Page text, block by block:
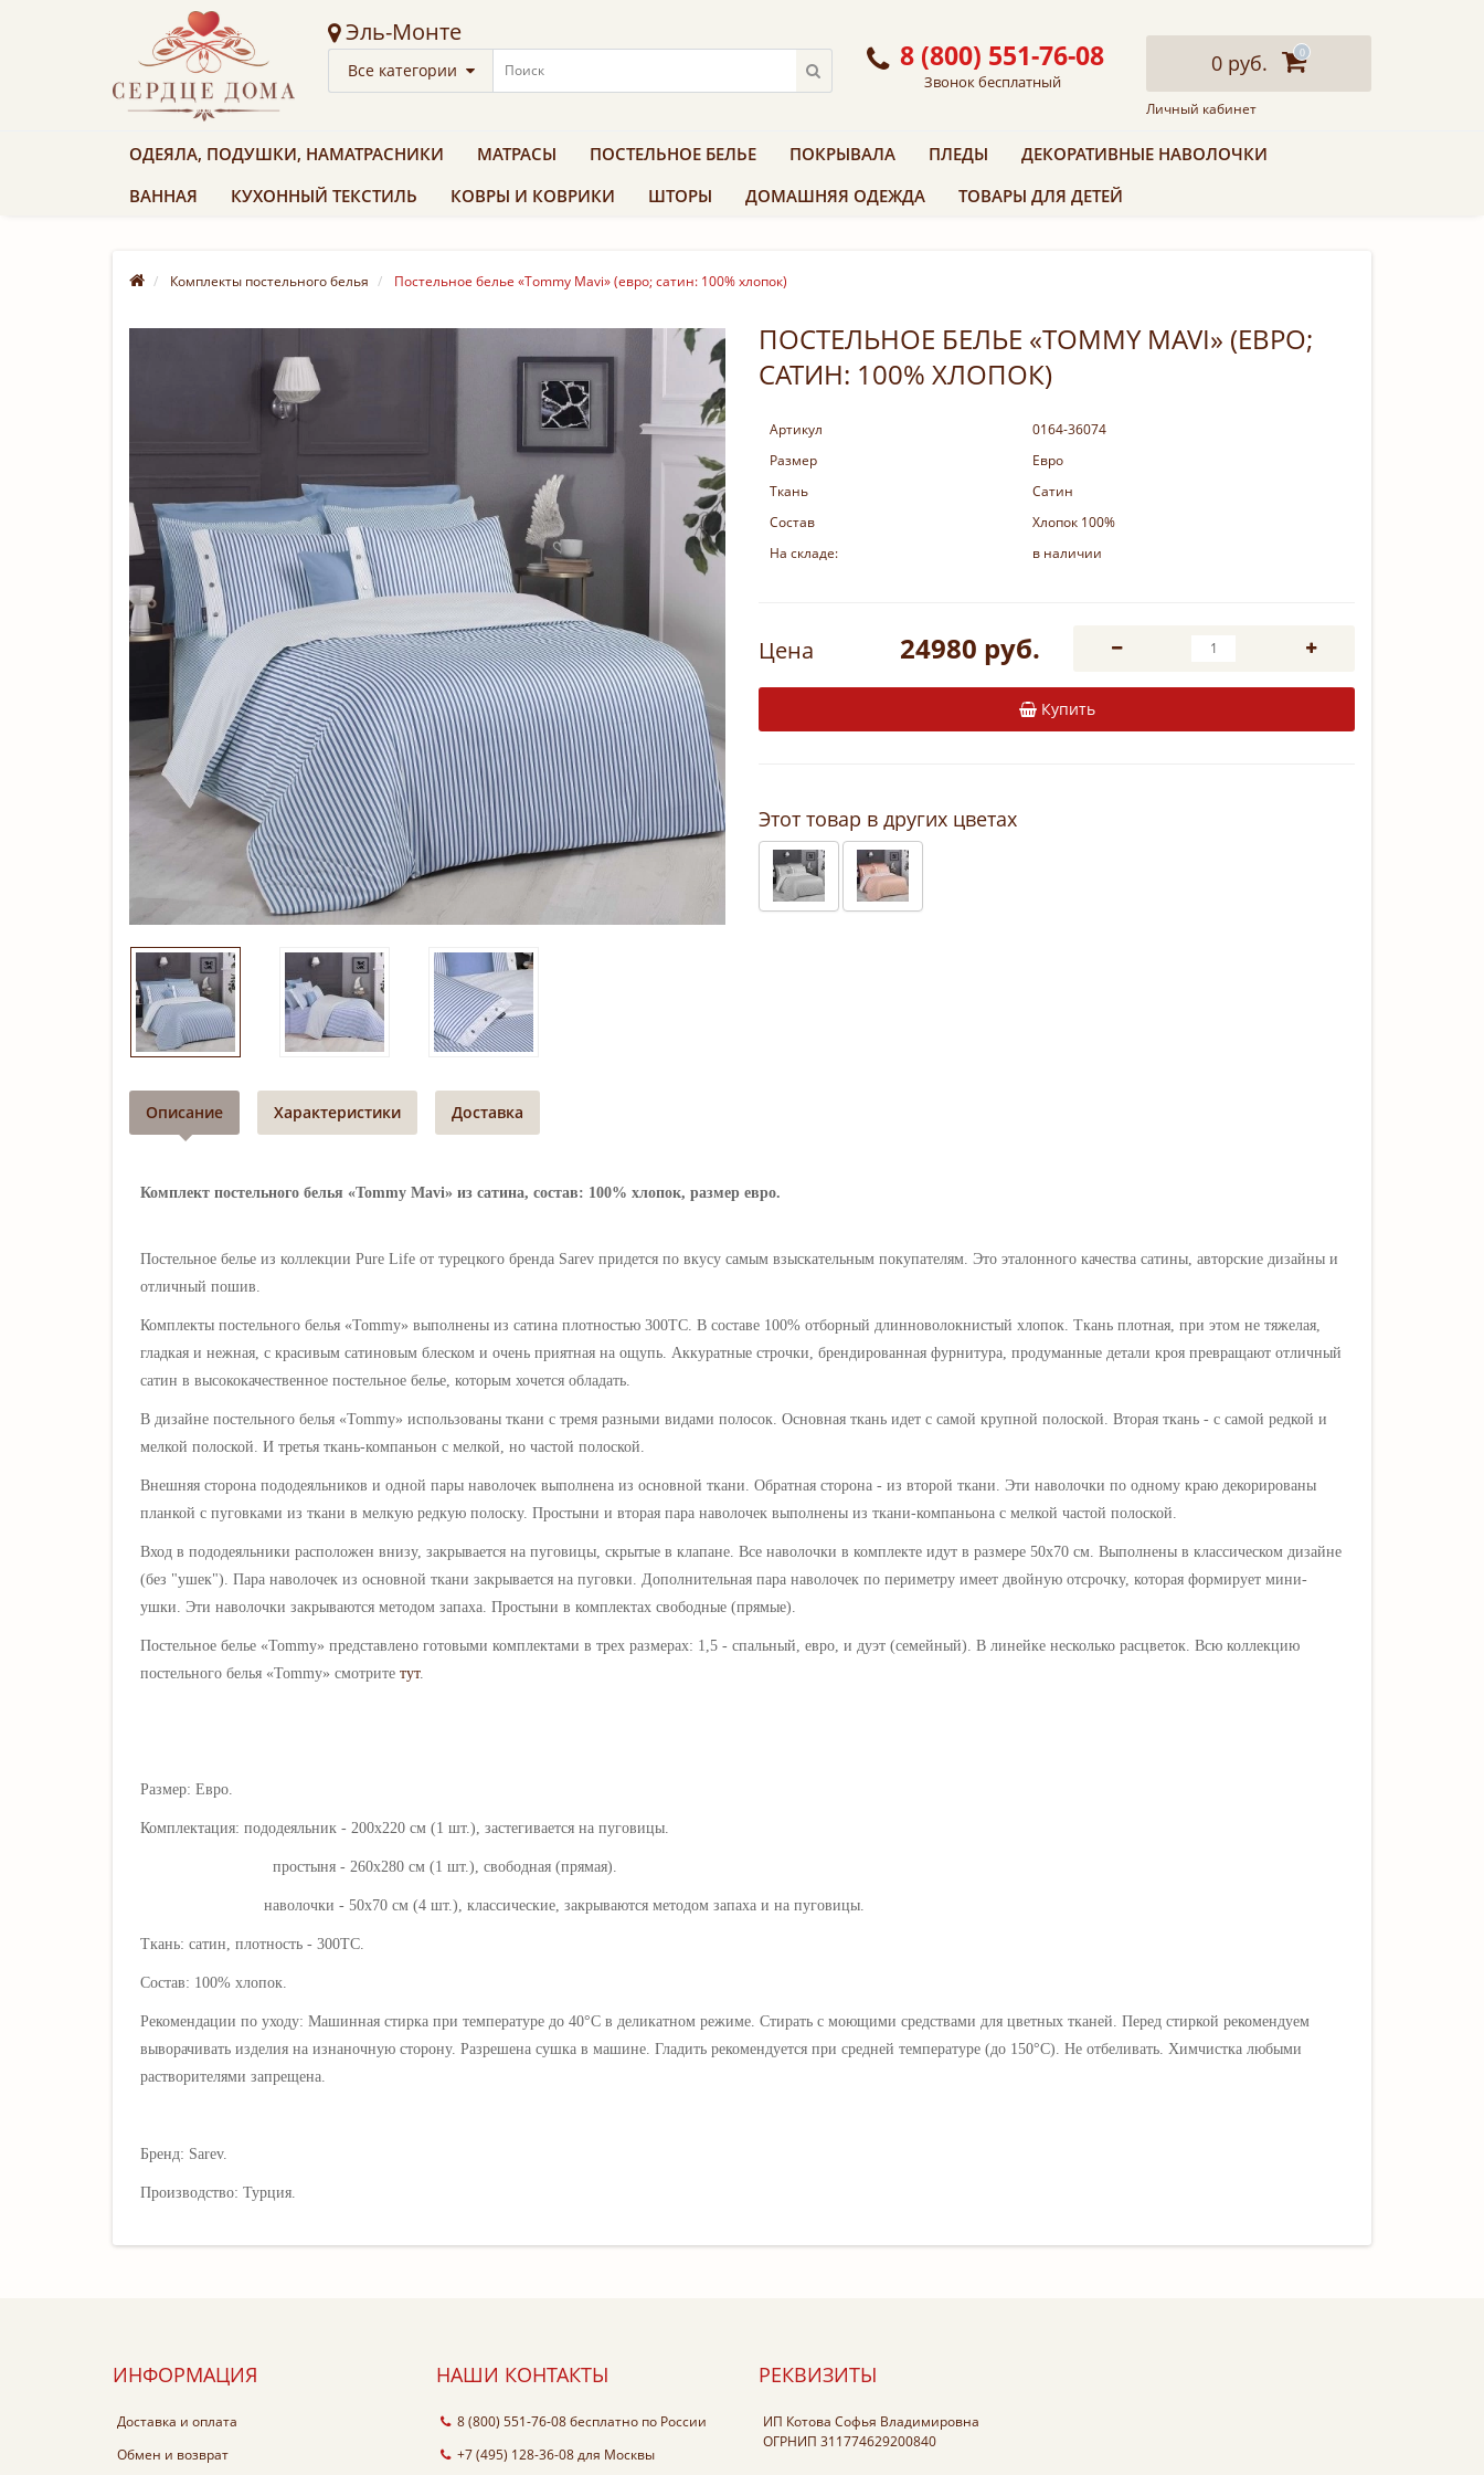
Эль-Монте
Все категории 8 (800) 551-76-08
Звонок бесплатный
0 руб. 0
Личный кабинет
ОДЕЯЛА, ПОДУШКИ, НАМАТРАСНИКИ МАТРАСЫ ПОСТЕЛЬНОЕ БЕЛЬЕ ПОКРЫВАЛА ПЛЕДЫ
ДЕКОРАТИВНЫЕ НАВОЛОЧКИ
ВАННАЯ
КУХОННЫЙ ТЕКСТИЛЬ КОВРЫ И КОВРИКИ ШТОРЫ ДОМАШНЯЯ ОДЕЖДА ТОВАРЫ ДЛЯ ДЕТЕЙ
Комплекты постельного белья Постельное белье «Tommy Mavi» (евро; сатин: 100% хлопок)
ПОСТЕЛЬНОЕ БЕЛЬЕ «TOMMY MAVI» (ЕВРО;
САТИН: 100% ХЛОПОК)
Артикул
0164-36074
Размер
Евро
Ткань
Сатин
Состав
Хлопок 100%
На складе:
в наличии
Цена 24980 руб.
Купить
Этот товар в других цветах
Описание Характеристики Доставка
Комплект постельного белья «Tommy Mavi» из сатина, состав: 100% хлопок, размер евро.
Постельное белье из коллекции Pure Life от турецкого бренда Sarev придется по вкусу самым взыскательным покупателям. Это эталонного качества сатины, авторские дизайны и
отличный пошив.
Комплекты постельного белья «Tommy» выполнены из сатина плотностью 300ТС. В составе 100% отборный длинноволокнистый хлопок. Ткань плотная, при этом не тяжелая,
гладкая и нежная, с красивым сатиновым блеском и очень приятная на ощупь . Аккуратные строчки, брендированная фурнитура, продуманные детали кроя превращают отличный
сатин в высококачественное постельное белье, которым хочется обладать.
В дизайне постельного белья «Tommy» использованы ткани с тремя разными видами полосок. Основная ткань идет с самой крупной полоской. Вторая ткань - с самой редкой и
мелкой полоской. И третья ткань-компаньон с мелкой, но частой полоской.
Внешняя сторона пододеяльников и одной пары наволочек выполнена из основной ткани. Обратная сторона - из второй ткани. Эти наволочки по одному краю декорированы
планкой с пуговками из ткани в мелкую редкую полоску. Простыни и вторая пара наволочек выполнены из ткани-компаньона с мелкой частой полоской
Вход в пододеяльники расположен внизу, закрывается на пуговицы, скрытые в клапане. Все наволочки в комплекте идут в размере 50х70 см. Выполнены в классическом дизайне
(без "ушек"). Пара наволочек из основной ткани закрывается на пуговки. Дополнительная пара наволочек по периметру имеет двойную отсрочку, которая формирует мини-
ушки. Эти наволочки закрываются методом запаха. Простыни в комплектах свободные (прямые).
Постельное белье «Tommy» представлено готовыми комплектами в трех размерах: 1,5 - спальный, евро, и дуэт (семейный). В линейке несколько расцветок. Всю коллекцию
постельного белья «Tommy» смотрите тут.
Размер: Евро.
Комплектация: пододеяльник - 200х220 см (1 шт.), застегивается на пуговицы.
простыня - 260х280 см (1 шт.), свободная (прямая).
наволочки - 50х70 см (4 шт.), классические, закрываются методом запаха и на пуговицы
Ткань: сатин, плотность - 300ТС
Состав: 100% хлопок.
Рекомендации по уходу: Машинная стирка при температуре до 40°C в деликатном режиме. Стирать с моющими средствами для цветных тканей. Перед стиркой рекомендуем
выворачивать изделия на изнаночную сторону. Разрешена сушка в машине. Гладить рекомендуется при средней температуре (до 150°C) Не отбеливать. Химчистка любыми
растворителями запрещена.
Бренд: Sarev.
Производство: Турция.
ИНФОРМАЦИЯ
Доставка и оплата
Обмен и возврат
НАШИ КОНТАКТЫ
8 (800) 551-76-08бесплатно по России
+7 (495) 128-36-08для Москвы
РЕКВИЗИТЫ
ИП Котова Софья Владимировна
ОГРНИП 311774629200840